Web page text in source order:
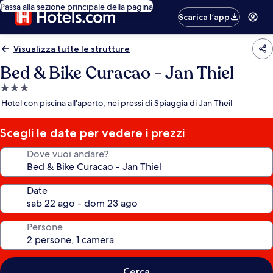
Passa alla sezione principale della pagina
Scarica l’app
Visualizza tutte le strutture
Bed & Bike Curacao - Jan Thiel
Struttura
a
stelle
Hotel con piscina all'aperto, nei pressi di Spiaggia di Jan Theil
Scegli le date per vedere i prezzi
Dove vuoi andare?
Date
Persone